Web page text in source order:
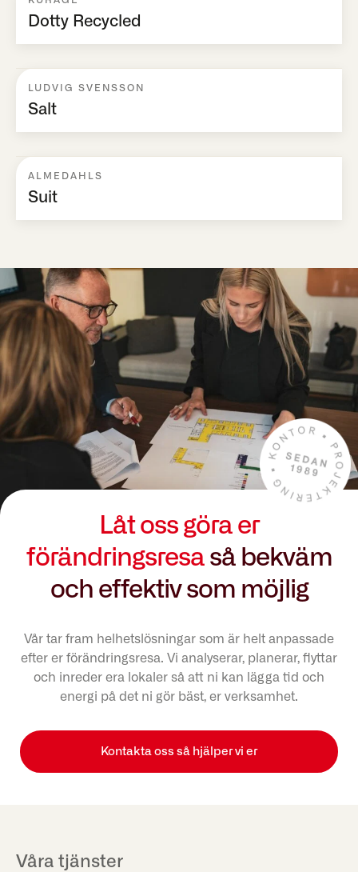
Dotty Recycled
LUDVIG SVENSSON
Salt
ALMEDAHLS
Suit
Låt oss göra er
förändringsresa så bekväm
och effektiv som möjlig
Vår tar fram helhetslösningar som är helt anpassade
efter er förändringsresa. Vi analyserar, planerar, flyttar
och inreder era lokaler så att ni kan lägga tid och
energi på det ni gör bäst, er verksamhet.
Kontakta oss så hjälper vi er
Våra tjänster